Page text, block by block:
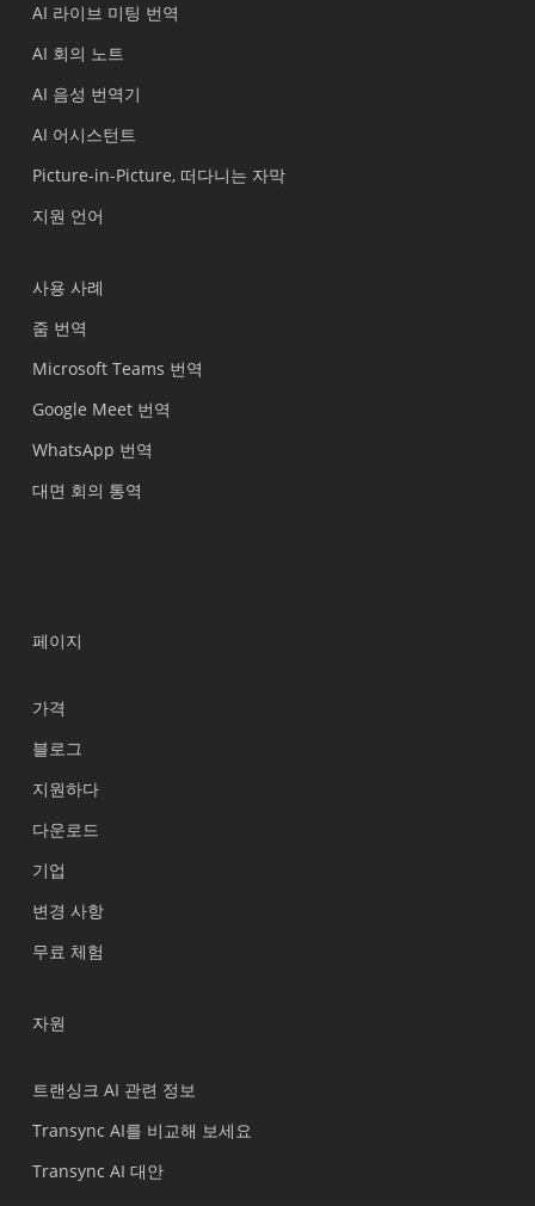
AI 라이브 미팅 번역
AI 회의 노트
AI 음성 번역기
AI 어시스턴트
Picture-in-Picture, 떠다니는 자막
지원 언어
사용 사례
줌 번역
Microsoft Teams 번역
Google Meet 번역
WhatsApp 번역
대면 회의 통역
페이지
가격
블로그
지원하다
다운로드
기업
변경 사항
무료 체험
자원
트랜싱크 AI 관련 정보
Transync AI를 비교해 보세요
Transync AI 대안